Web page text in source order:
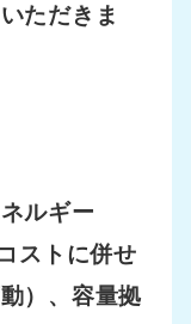
ただきま
ルギー
ストに併せ
）、容量拠